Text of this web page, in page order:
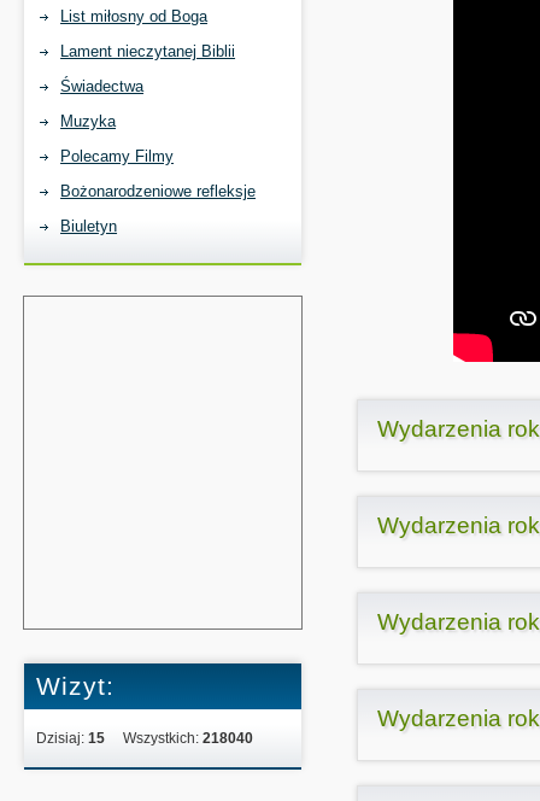
List miłosny od Boga
Lament nieczytanej Biblii
Świadectwa
Muzyka
Polecamy Filmy
Bożonarodzeniowe refleksje
Biuletyn
Wizyt:
Dzisiaj: 15 Wszystkich: 218040
Wydarzenia
Wydarzenia
Wydarzenia
Wydarzenia